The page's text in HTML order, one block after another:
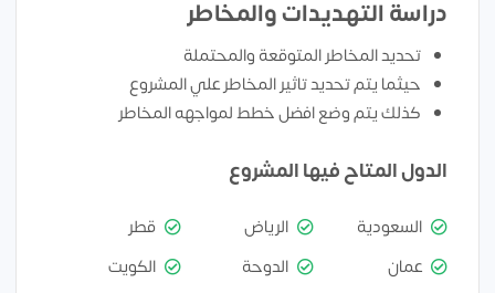
دراسة التهديدات والمخاطر
تحديد المخاطر المتوقعة والمحتملة
حيثما يتم تحديد تاثير المخاطر علي المشروع
كذلك يتم وضع افضل خطط لمواجهه المخاطر
الدول المتاح فيها المشروع
السعودية الرياض
قطر
عمان
الدوحة
الكويت